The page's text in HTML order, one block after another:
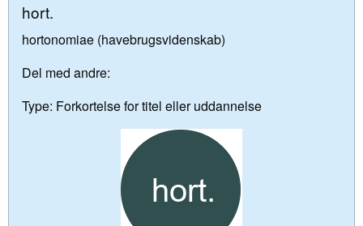
hort.
hortonomiae (havebrugsvidenskab)
Del med andre:
Type: Forkortelse for titel eller uddannelse